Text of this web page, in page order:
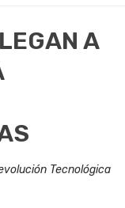
A
Tecnológica